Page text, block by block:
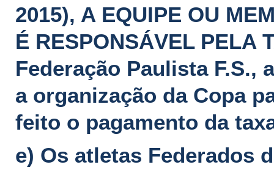
2015), A EQUIPE OU
É RESPONSÁVEL PELA
Federação Paulista F.S.,
a organização da Copa
feito o pagamento da
e) Os atletas Federados